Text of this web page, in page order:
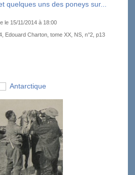
quelques uns des poneys sur...
le 15/11/2014 à 18:00
Edouard Charton, tome XX, NS, n°2, p13
Antarctique